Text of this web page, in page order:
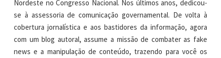
Nordeste no Congresso Nacional. Nos últimos anos, dedicou-
se à assessoria de comunicação governamental. De volta à
cobertura jornalística e aos bastidores da informação, agora
com um blog autoral, assume a missão de combater as fake
news e a manipulação de conteúdo, trazendo para você os